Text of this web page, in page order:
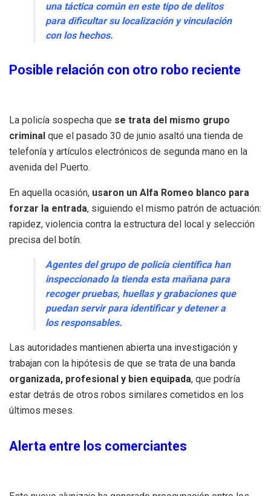
una táctica común en este tipo de delitos
para dificultar su localización y vinculación
con los hechos.
Posible relación con otro robo reciente
La policía sospecha que se trata del mismo grupo
criminal que el pasado 30 de junio asaltó una tienda de
telefonía y artículos electrónicos de segunda mano en la
avenida del Puerto.
En aquella ocasión, usaron un Alfa Romeo blanco para
forzar la entrada, siguiendo el mismo patrón de actuación:
rapidez, violencia contra la estructura del local y selección
precisa del botín.
Agentes del grupo de policía científica han
inspeccionado la tienda esta mañana para
recoger pruebas, huellas y grabaciones que
puedan servir para identificar y detener a
los responsables.
Las autoridades mantienen abierta una investigación y
trabajan con la hipótesis de que se trata de una banda
organizada, profesional y bien equipada, que podría
estar detrás de otros robos similares cometidos en los
últimos meses.
Alerta entre los comerciantes